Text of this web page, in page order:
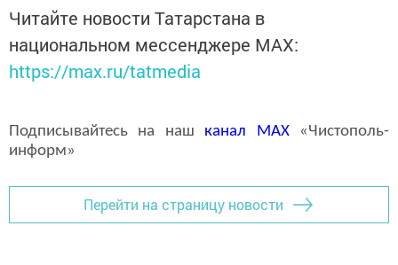
Читайте новости Татарстана в
национальном мессенджере MАХ:
https://max.ru/tatmedia
Подписывайтесь на наш канал MAX«Чистополь-
информ»
Перейти на страницу новости